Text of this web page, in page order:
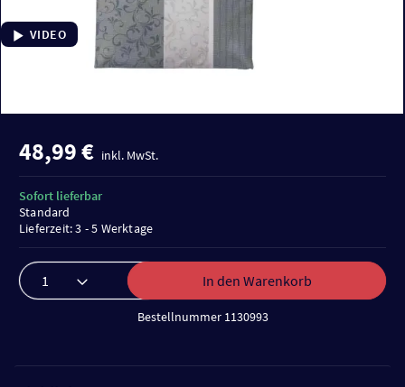
VIDEO
48,99 € inkl. MwSt.
In den Warenkorb
Bestellnummer 1130993
Sofort lieferbar
Standard
Lieferzeit: 3 - 5 Werktage